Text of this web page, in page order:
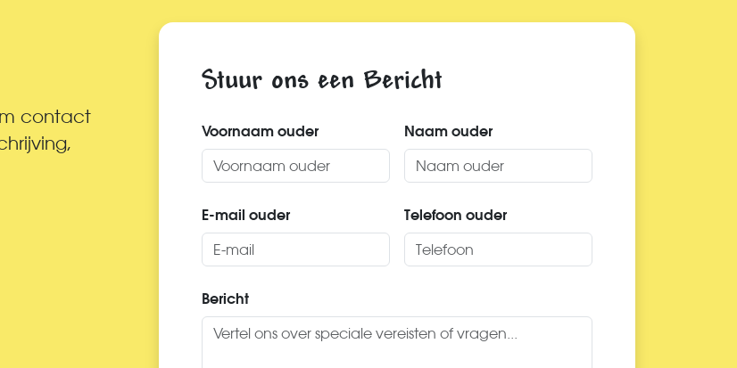
contact
Stuur ons een Bericht
Voornaam ouder Naam ouder
E-mail ouder Telefoon ouder
Bericht